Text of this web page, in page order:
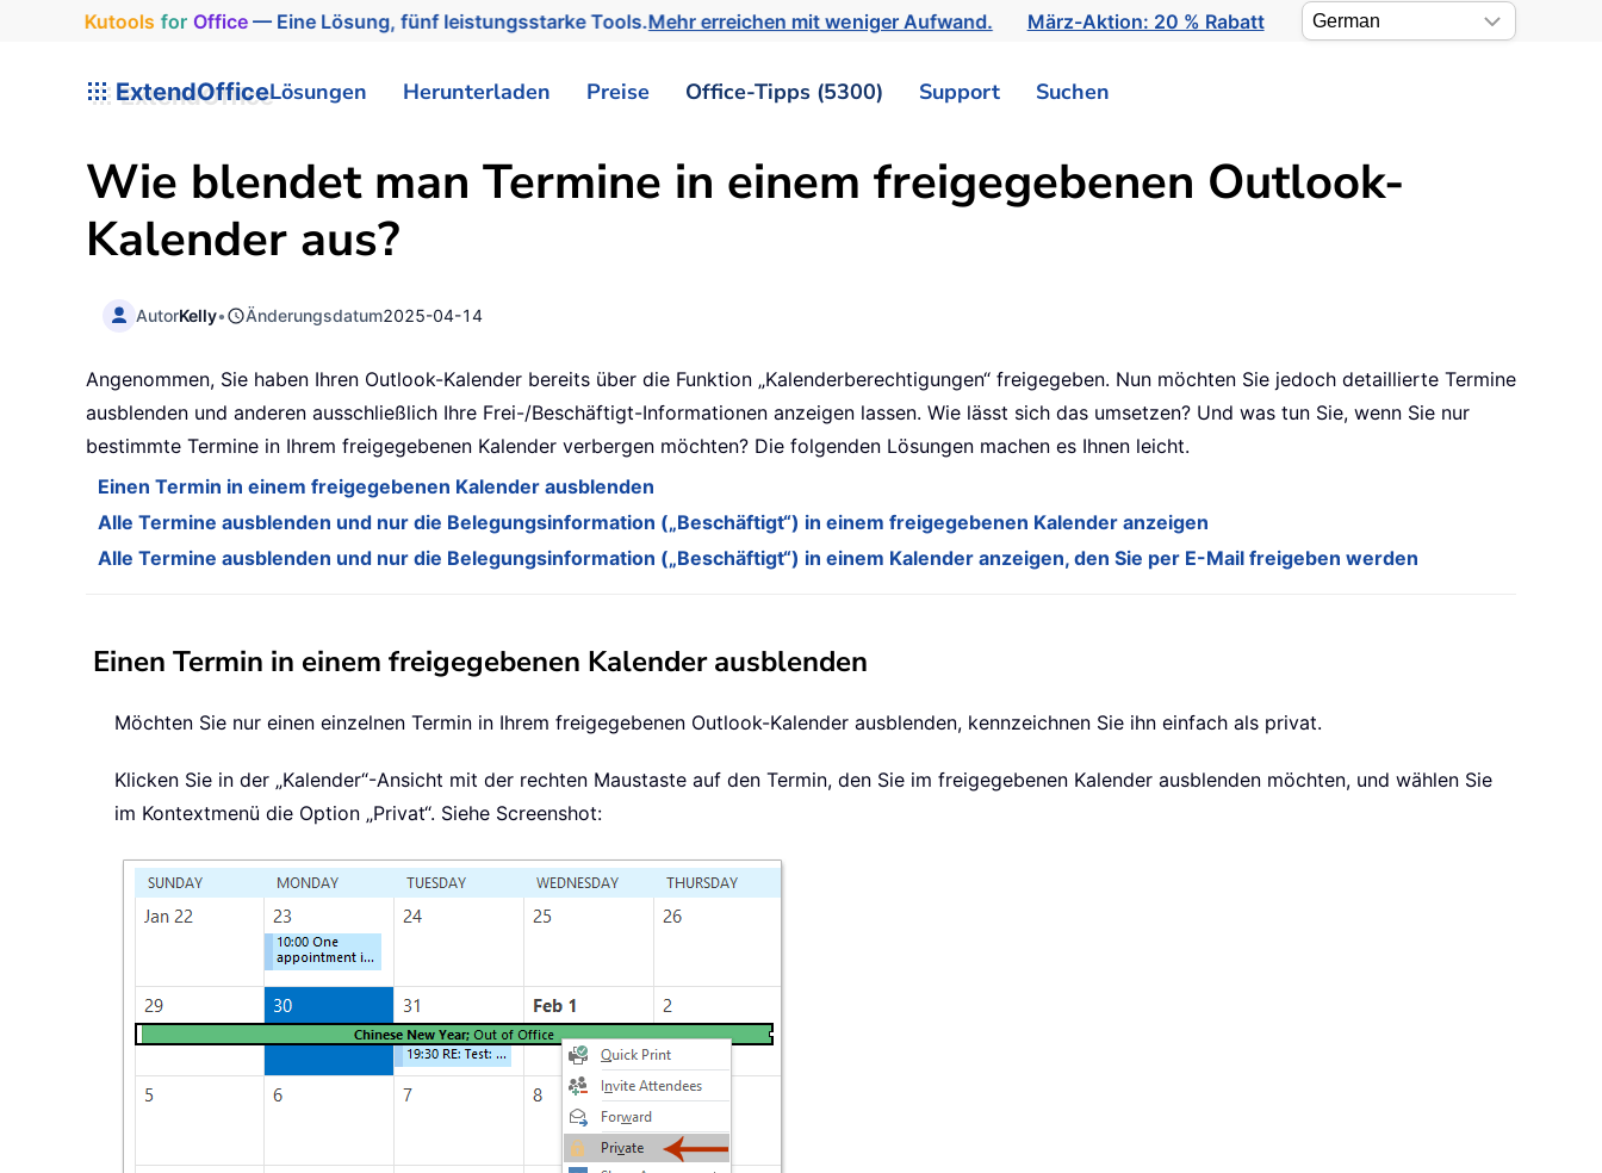
Kutools for Office— Eine Lösung, fünf leistungsstarke Tools.Mehr erreichen mit weniger Aufwand. März-Aktion: 20 % Rabatt
ExtendOfficeLösungen Herunterladen Preise Office-Tipps (5300) Support Suchen
Wie blendet man Termine in einem freigegebenen Outlook-
Kalender aus?
AutorKelly• Änderungsdatum2025-04-14
Angenommen, Sie haben Ihren Outlook-Kalender bereits über die Funktion „Kalenderberechtigungen“ freigegeben. Nun möchten Sie jedoch detaillierte Termine
ausblenden und anderen ausschließlich Ihre Frei-/Beschäftigt-Informationen anzeigen lassen. Wie lässt sich das umsetzen? Und was tun Sie, wenn Sie nur
bestimmte Termine in Ihrem freigegebenen Kalender verbergen möchten? Die folgenden Lösungen machen es Ihnen leicht.
Einen Termin in einem freigegebenen Kalender ausblenden
Alle Termine ausblenden und nur die Belegungsinformation („Beschäftigt“) in einem freigegebenen Kalender anzeigen
Alle Termine ausblenden und nur die Belegungsinformation („Beschäftigt“) in einem Kalender anzeigen, den Sie per E-Mail freigeben werden
Einen Termin in einem freigegebenen Kalender ausblenden
Möchten Sie nur einen einzelnen Termin in Ihrem freigegebenen Outlook-Kalender ausblenden, kennzeichnen Sie ihn einfach als privat.
Klicken Sie in der „Kalender“-Ansicht mit der rechten Maustaste auf den Termin, den Sie im freigegebenen Kalender ausblenden möchten, und wählen Sie
im Kontextmenü die Option „Privat“. Siehe Screenshot: